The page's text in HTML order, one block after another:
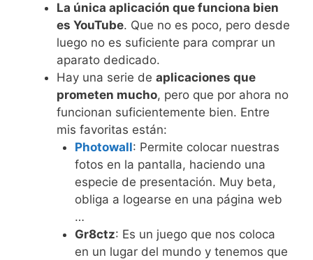
La única aplicación que funciona bien
es YouTube. Que no es poco, pero desde
luego no es suficiente para comprar un
aparato dedicado.
Hay una serie de aplicaciones que
prometen mucho, pero que por ahora no
funcionan suficientemente bien. Entre
mis favoritas están:
Photowall: Permite colocar nuestras
fotos en la pantalla, haciendo una
especie de presentación. Muy beta,
obliga a logearse en una página web
…
Gr8ctz: Es un juego que nos coloca
en un lugar del mundo y tenemos que